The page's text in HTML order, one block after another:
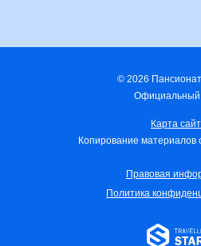
© 2026
Официальный
Карта
Копирование материалов
Правовая
Политика